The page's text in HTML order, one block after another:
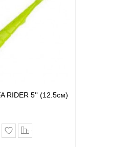
RIDER 5'' (12.5см)
в закладки